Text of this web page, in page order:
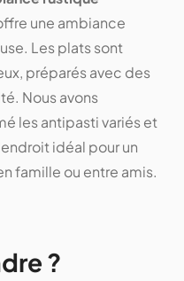
une ambiance
Les plats sont
préparés avec des
Nous avons
les antipasti variés et
idéal pour un
famille ou entre amis.
?